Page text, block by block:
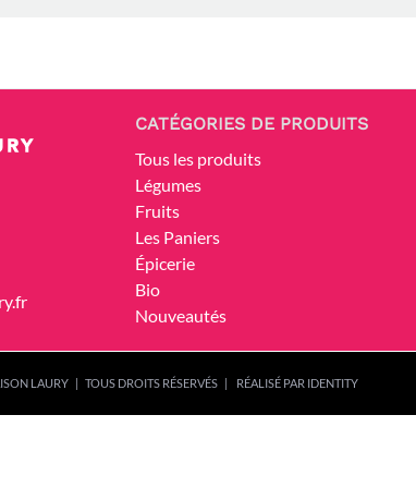
CATÉGORIES DE PRODUITS
Tous les produits
Légumes
Fruits
Les Paniers
Épicerie
Bio
Nouveautés
LAURY | TOUS DROITS RÉSERVÉS | RÉALISÉ PAR IDENTITY